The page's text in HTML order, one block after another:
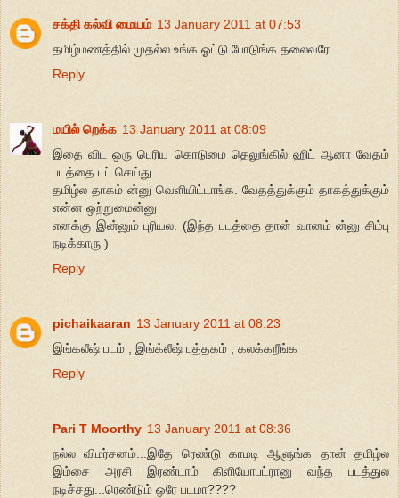
சக்தி கல்வி மையம் 13 January 2011 at 07:53
தமிழ்மணத்தில் முதல்ல உங்க ஓட்டு போடுங்க தலைவரே...
Reply
மயில் றெக்க 13 January 2011 at 08:09
இதை விட ஒரு பெரிய கொடுமை தெலுங்கில் ஹிட் ஆனா வேதம்
படத்தை டப் செய்து
தமிழ்ல தாகம் ன்னு வெளியிட்டாங்க. வேதத்துக்கும் தாகத்துக்கும்
என்ன ஒற்றுமைன்னு
எனக்கு இன்னும் புரியல. (இந்த படத்தை தான் வானம் ன்னு சிம்பு
நடிக்காரு )
Reply
pichaikaaran 13 January 2011 at 08:23
இங்கலீஷ் படம் , இங்க்லீஷ் புத்தகம் , கலக்கறீங்க
Reply
Pari T Moorthy 13 January 2011 at 08:36
நல்ல விமர்சனம்...இதே ரெண்டு காமடி ஆளுங்க தான் தமிழ்ல
இம்சை அரசி இரண்டாம் கிளியோபட்ரானு வந்த படத்துல
நடிச்சது...ரெண்டும் ஒரே படமா????